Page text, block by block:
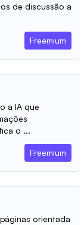
de discussão a
Freemium
a IA que
o ...
Freemium
orientada